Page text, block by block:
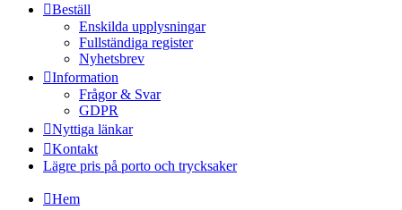
Beställ
Enskilda upplysningar
Fullständiga register
Nyhetsbrev
Information
Frågor & Svar
GDPR
Nyttiga länkar
Kontakt
Lägre pris på porto och trycksaker
Hem